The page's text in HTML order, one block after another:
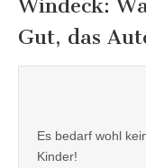
Windeck:
Gut, das
Es bedarf wohl
Kinder!